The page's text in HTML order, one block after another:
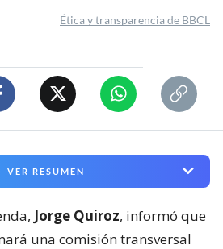
Ética y transparencia de BBCL
VER RESUMEN
Jorge Quiroz, informó que
una comisión transversal